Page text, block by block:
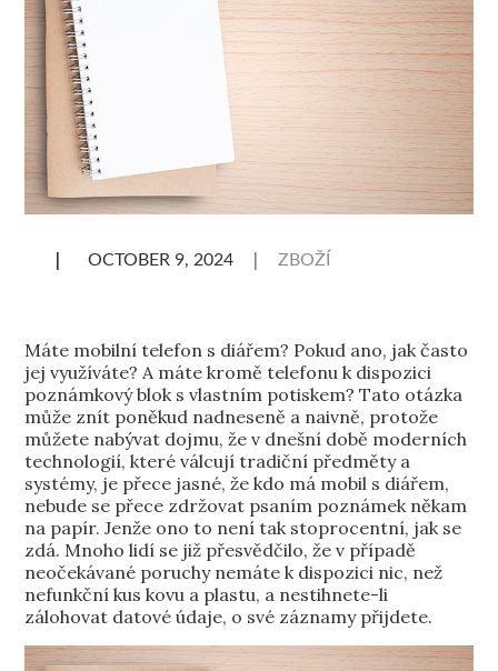
ZBOŽÍ
Máte mobilní telefon s diářem? Pokud ano, jak často
jej využíváte? A máte kromě telefonu k dispozici
poznámkový blok s vlastním potiskem? Tato otázka
může znít poněkud nadneseně a naivně, protože
můžete nabývat dojmu, že v dnešní době moderních
technologií, které válcují tradiční předměty a
systémy, je přece jasné, že kdo má mobil s diářem,
nebude se přece zdržovat psaním poznámek někam
na papír. Jenže ono to není tak stoprocentní, jak se
zdá. Mnoho lidí se již přesvědčilo, že v případě
neočekávané poruchy nemáte k dispozici nic, než
nefunkční kus kovu a plastu, a nestihnete-li
zálohovat datové údaje, o své záznamy přijdete.